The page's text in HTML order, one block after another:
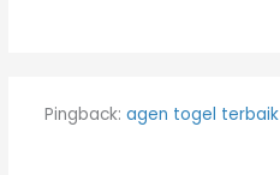
Pingback: agen togel terbaik